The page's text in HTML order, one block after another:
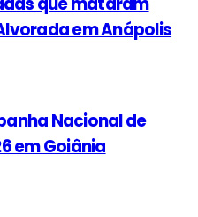
em Anápolis
Nacional de
em Goiânia